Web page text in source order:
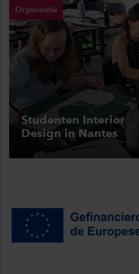
Organisatie
Studenten Interior
Design in Nantes